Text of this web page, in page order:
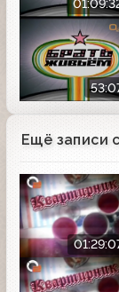
Ещё записи